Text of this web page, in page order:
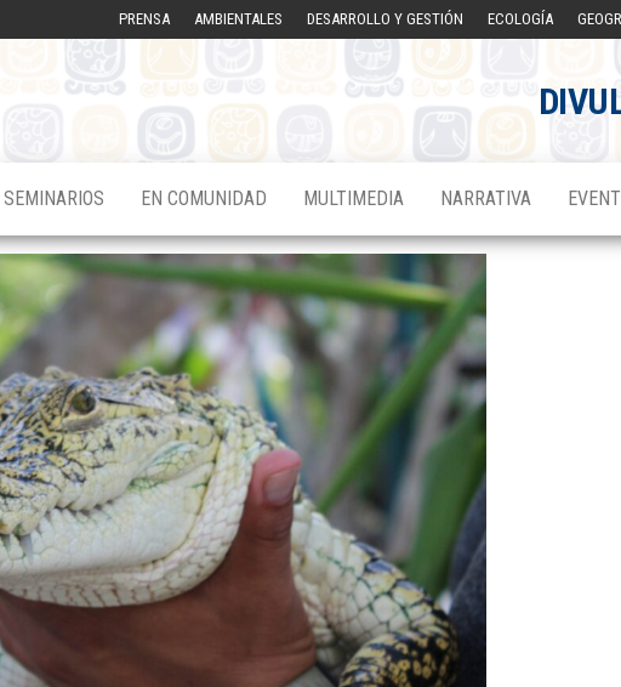
PRENSA AMBIENTALES DESARROLLO Y GESTIÓN ECOLOGÍA
SEMINARIOS EN COMUNIDAD MULTIMEDIA NARRATIVA